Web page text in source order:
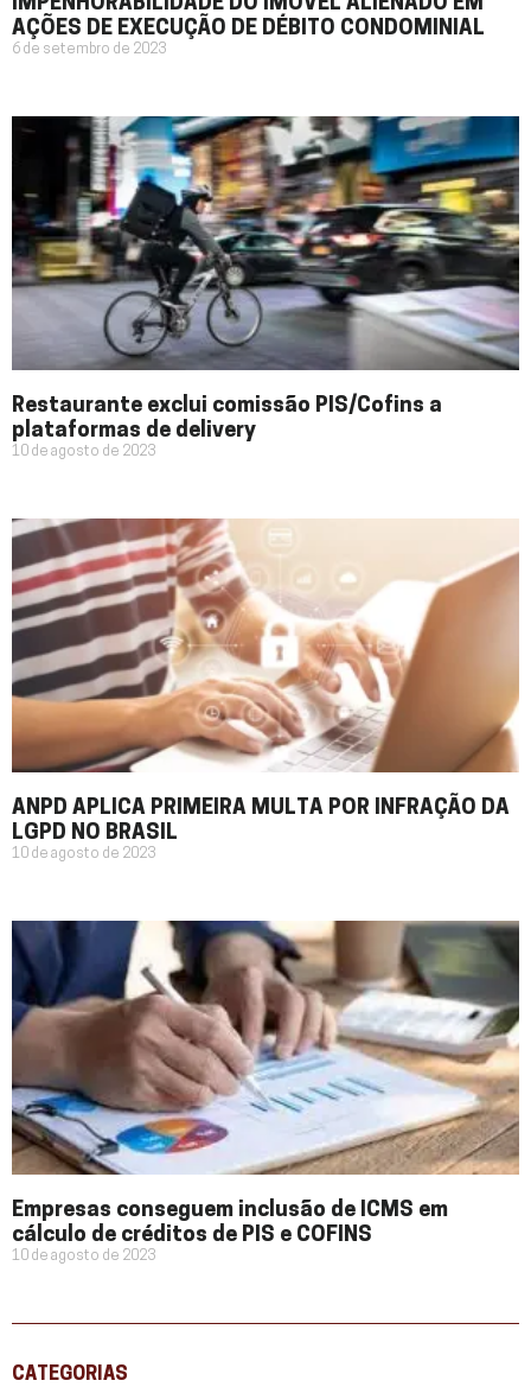
IMPENHORABILIDADE DO IMÓVEL ALIENADO EM
AÇÕES DE EXECUÇÃO DE DÉBITO CONDOMINIAL
6 de setembro de 2023
Restaurante exclui comissão PIS/Cofins a
plataformas de delivery
10 de agosto de 2023
ANPD APLICA PRIMEIRA MULTA POR INFRAÇÃO DA
LGPD NO BRASIL
10 de agosto de 2023
Empresas conseguem inclusão de ICMS em
cálculo de créditos de PIS e COFINS
10 de agosto de 2023
CATEGORIAS